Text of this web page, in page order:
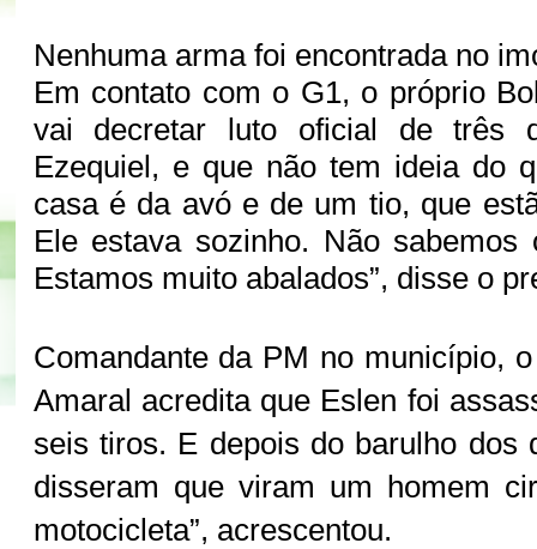
Nenhuma arma foi encontrada no
Em contato com o G1, o próprio
vai decretar luto oficial de três
Ezequiel, e que não tem ideia do
casa é da avó e de um tio, que
Ele estava sozinho. Não sabemos
Estamos muito abalados”, disse o
Comandante da PM no município,
Amaral acredita que Eslen foi
seis tiros. E depois do barulho dos
disseram que viram um homem
motocicleta”, acrescentou.